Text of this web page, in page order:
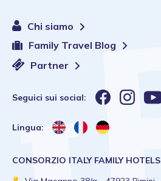
Chi siamo
Family Travel Blog
Partner
Seguici sui social:
Lingua:
CONSORZIO ITALY FAMILY HOTELS